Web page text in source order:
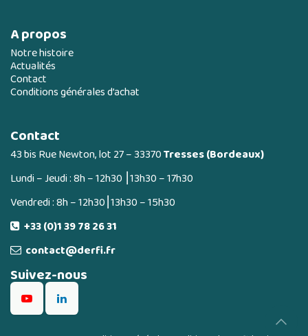
A propos
Notre histoire
Actualités
Contact
Conditions générales d’achat
Contact
43 bis Rue Newton, lot 27 – 33370Tresses (Bordeaux)
Lundi – Jeudi : 8h – 12h30 ⎮13h30 – 17h30
Vendredi : 8h – 12h30⎮13h30 – 15h30
+33 (0)1 39 78 26 31
contact@derfi.fr
Suivez-nous